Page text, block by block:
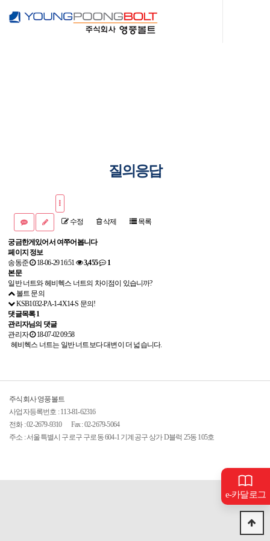
질의응답
수정 삭제 목록
궁금한게있어서 여쭈어봅니다
페이지 정보
송동준
18-06-29 16:51 3,455
1
본문
일반 너트와 헤비헥스 너트의 차이점이 있습니까?
볼트 문의
KSB1032-PA-1-4X14-S 문의!
댓글목록1
관리자님의 댓글
관리자
18-07-02 09:58
헤비헥스 너트는 일반 너트보다 대변이 더 넓습니다.
주식회사 영풍볼트
사업자등록번호 : 113-81-62316
전화 :02-2679-9310
Fax : 02-2679-5064
주소 : 서울특별시 구로구 구로동 604-1 기계공구 상가 D블럭 25동 105호
e-카달로그